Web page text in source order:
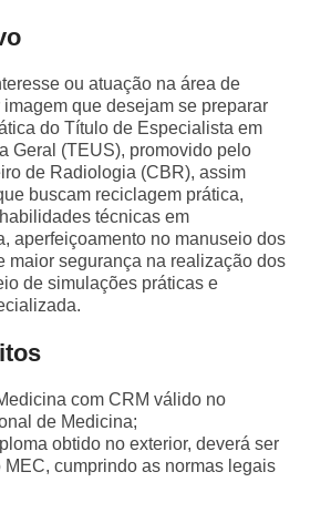
ou atuação na área de
que desejam se preparar
do Título de Especialista em
Geral (TEUS), promovido pelo
de Radiologia (CBR), assim
buscam reciclagem prática,
técnicas em
aperfeiçoamento no manuseio dos
maior segurança na realização dos
de simulações práticas e
com CRM válido no
de Medicina;
obtido no exterior, deverá ser
cumprindo as normas legais